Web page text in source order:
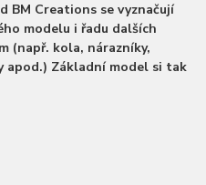
BM Creations se vyznačují
modelu i řadu dalších
(např. kola, nárazníky,
apod.) Základní model si tak